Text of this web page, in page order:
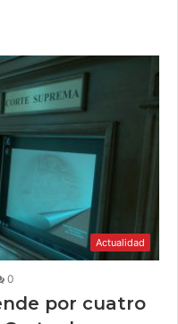
Actualidad
0
por cuatro